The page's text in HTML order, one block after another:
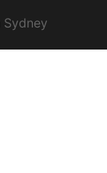
Sydney